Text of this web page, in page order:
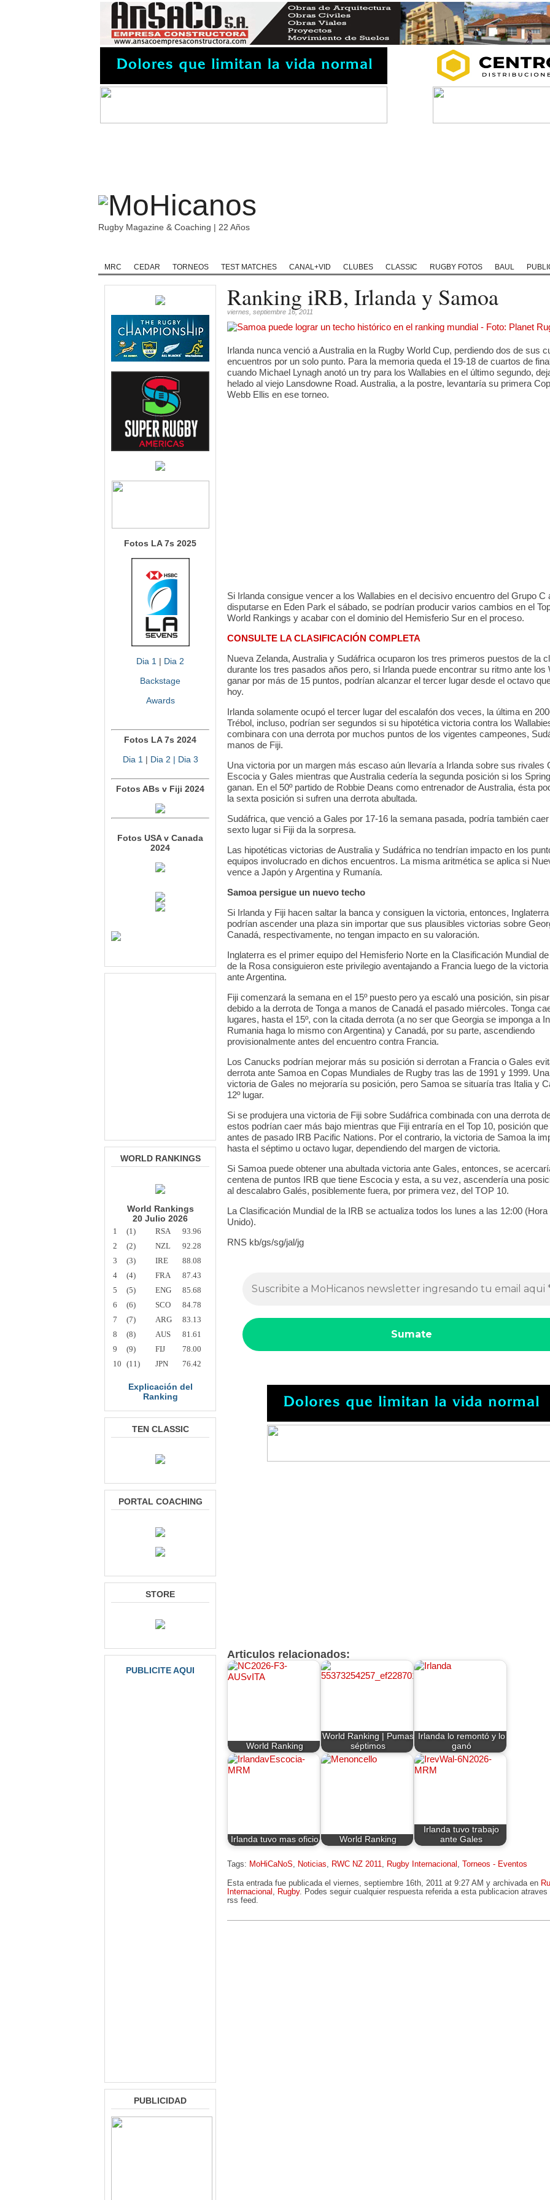
Rugby Magazine & Coaching | 22 Años
MRC
CEDAR TORNEOS TEST MATCHES CANAL+VID CLUBES CLASSIC RUGBY FOTOS BAUL
Fotos LA 7s 2025
Dia 1 | Dia 2
Backstage
Awards
Fotos LA 7s 2024
Dia 1 | Dia 2 | Dia 3
Fotos ABs v Fiji 2024
Fotos USA v Canada
2024
WORLD RANKINGS
World Rankings
20 Julio 2026
1 (1) RSA
93.96
2
(2) NZL
92.28
3
(3) IRE
88.08
4
(4) FRA
87.43
5
(5) ENG
85.68
6
(6) SCO
84.78
7
(7) ARG
83.13
8
(8) AUS
81.61
9
(9) FIJ
78.00
10 (11) JPN 76.42
Explicación del
Ranking
TEN CLASSIC
PORTAL COACHING
STORE
PUBLICITE AQUI
PUBLICIDAD
Ranking iRB, Irlanda y Samoa
viernes, septiembre 16, 2011
Irlanda nunca venció a Australia en la Rugby World Cup, perdiendo dos de sus
encuentros por un solo punto. Para la memoria queda el 19-18 de cuartos de
cuando Michael Lynagh anotó un try para los Wallabies en el último segundo,
helado al viejo Lansdowne Road. Australia, a la postre, levantaría su primera
Webb Ellis en ese torneo.
Si Irlanda consigue vencer a los Wallabies en el decisivo encuentro del Grupo C
disputarse en Eden Park el sábado, se podrían producir varios cambios en el
World Rankings y acabar con el dominio del Hemisferio Sur en el proceso.
CONSULTE LA CLASIFICACIÓN COMPLETA
Nueva Zelanda, Australia y Sudáfrica ocuparon los tres primeros puestos de la
durante los tres pasados años pero, si Irlanda puede encontrar su ritmo ante los
ganar por más de 15 puntos, podrían alcanzar el tercer lugar desde el octavo
hoy.
Irlanda solamente ocupó el tercer lugar del escalafón dos veces, la última en
Trébol, incluso, podrían ser segundos si su hipotética victoria contra los
combinara con una derrota por muchos puntos de los vigentes campeones,
manos de Fiji.
Una victoria por un margen más escaso aún llevaría a Irlanda sobre sus rivales
Escocia y Gales mientras que Australia cedería la segunda posición si los
ganan. En el 50º partido de Robbie Deans como entrenador de Australia, ésta
la sexta posición si sufren una derrota abultada.
Sudáfrica, que venció a Gales por 17-16 la semana pasada, podría también
sexto lugar si Fiji da la sorpresa.
Las hipotéticas victorias de Australia y Sudáfrica no tendrían impacto en los
equipos involucrado en dichos encuentros. La misma aritmética se aplica si
vence a Japón y Argentina y Rumanía.
Samoa persigue un nuevo techo
Si Irlanda y Fiji hacen saltar la banca y consiguen la victoria, entonces,
podrían ascender una plaza sin importar que sus plausibles victorias sobre
Canadá, respectivamente, no tengan impacto en su valoración.
Inglaterra es el primer equipo del Hemisferio Norte en la Clasificación Mundial
de la Rosa consiguieron este privilegio aventajando a Francia luego de la
ante Argentina.
Fiji comenzará la semana en el 15º puesto pero ya escaló una posición, sin
debido a la derrota de Tonga a manos de Canadá el pasado miércoles. Tonga
lugares, hasta el 15º, con la citada derrota (a no ser que Georgia se imponga a
Rumania haga lo mismo con Argentina) y Canadá, por su parte, ascendiendo
provisionalmente antes del encuentro contra Francia.
Los Canucks podrían mejorar más su posición si derrotan a Francia o Gales
derrota ante Samoa en Copas Mundiales de Rugby tras las de 1991 y 1999.
victoria de Gales no mejoraría su posición, pero Samoa se situaría tras Italia y
12º lugar.
Si se produjera una victoria de Fiji sobre Sudáfrica combinada con una derrota
estos podrían caer más bajo mientras que Fiji entraría en el Top 10, posición
antes de pasado IRB Pacific Nations. Por el contrario, la victoria de Samoa la
hasta el séptimo u octavo lugar, dependiendo del margen de victoria.
Si Samoa puede obtener una abultada victoria ante Gales, entonces, se
centena de puntos IRB que tiene Escocia y esta, a su vez, ascendería una
al descalabro Galés, posiblemente fuera, por primera vez, del TOP 10.
La Clasificación Mundial de la IRB se actualiza todos los lunes a las 12:00 (Hora
Unido).
RNS kb/gs/sg/jal/jg
Articulos relacionados:
World Ranking
World Ranking | Pumas
séptimos
Irlanda lo remontó y lo
ganó
Irlanda tuvo mas oficio World Ranking
Irlanda tuvo trabajo
ante Gales
Tags: MoHiCaNoS, Noticias, RWC NZ 2011, Rugby Internacional , Torneos - Eventos
Esta entrada fue publicada el viernes, septiembre 16th, 2011 at 9:27 AM y archivada en
Internacional , Rugby. Podes seguir cualquier respuesta referida a esta publicacion atraves
rss feed.